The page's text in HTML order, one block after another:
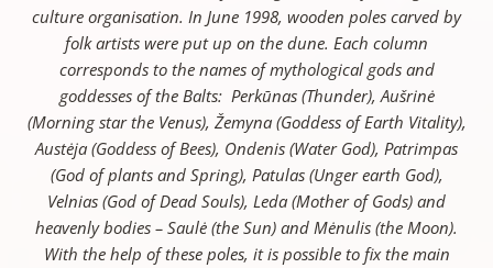
culture organisation. In June 1998, wooden poles carved by
folk artists were put up on the dune. Each column
corresponds to the names of mythological gods and
goddesses of the Balts: Perkūnas (Thunder), Aušrinė
(Morning star the Venus), Žemyna (Goddess of Earth Vitality),
Austėja (Goddess of Bees), Ondenis (Water God), Patrimpas
(God of plants and Spring), Patulas (Unger earth God),
Velnias (God of Dead Souls), Leda (Mother of Gods) and
heavenly bodies – Saulė (the Sun) and Mėnulis (the Moon).
With the help of these poles, it is possible to fix the main